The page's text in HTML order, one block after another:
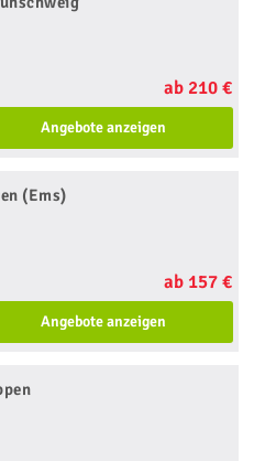
ab 210 €
Angebote anzeigen
(Ems)
ab 157 €
Angebote anzeigen